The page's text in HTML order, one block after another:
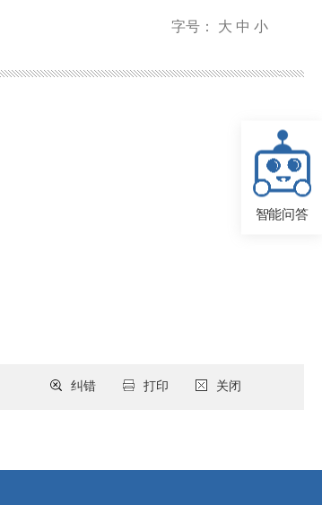
字号： 大 中 小
关闭
打印
纠错
智能问答